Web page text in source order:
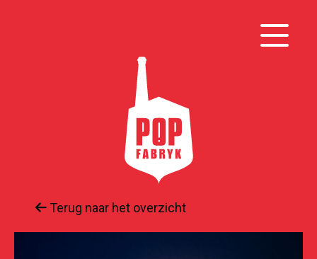
Terug naar het overzicht